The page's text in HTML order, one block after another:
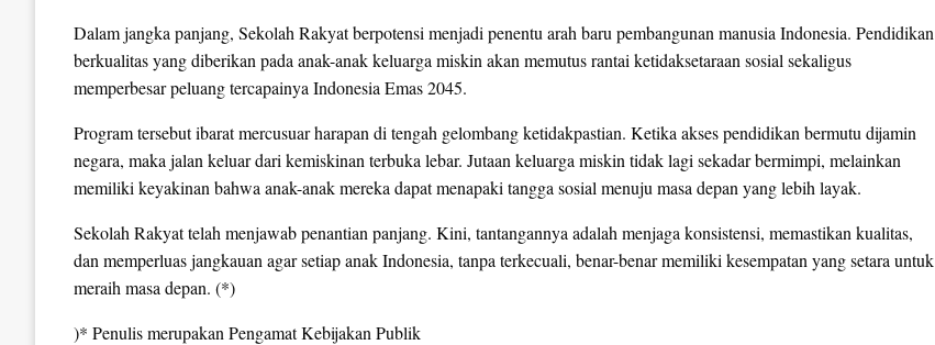
Dalam jangka panjang, Sekolah Rakyat berpotensi menjadi penentu arah baru pembangunan manusia Indonesia. Pendidikan
berkualitas yang diberikan pada anak-anak keluarga miskin akan memutus rantai ketidaksetaraan sosial sekaligus
memperbesar peluang tercapainya Indonesia Emas 2045.
Program tersebut ibarat mercusuar harapan di tengah gelombang ketidakpastian. Ketika akses pendidikan bermutu dijamin
negara, maka jalan keluar dari kemiskinan terbuka lebar. Jutaan keluarga miskin tidak lagi sekadar bermimpi, melainkan
memiliki keyakinan bahwa anak-anak mereka dapat menapaki tangga sosial menuju masa depan yang lebih layak.
Sekolah Rakyat telah menjawab penantian panjang. Kini, tantangannya adalah menjaga konsistensi, memastikan kualitas,
dan memperluas jangkauan agar setiap anak Indonesia, tanpa terkecuali, benar-benar memiliki kesempatan yang setara untuk
meraih masa depan. (*)
)* Penulis merupakan Pengamat Kebijakan Publik